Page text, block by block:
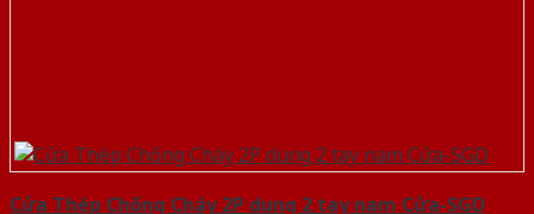
Cửa Thép Chống Cháy 2P dung 2 tay nam Cửa-SGD